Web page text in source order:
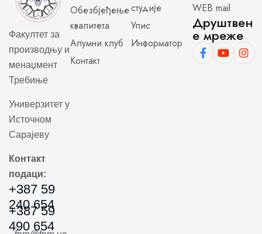
Факултет за
производњу и
менаџмент
Требиње
Универзитет у
Источном
Сарајеву
Контакт
подаци:
+387 59
240 654
+387 59
490 654
Обезбјеђење
квалитета
Алумни клуб
Контакт
студије
Упис
Информатор
WEB mail
Друштвен
е мреже